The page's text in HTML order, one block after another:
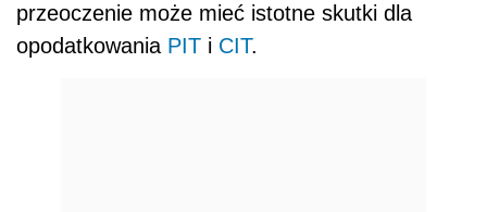
przeoczenie może mieć istotne skutki dla
opodatkowania PIT i CIT.